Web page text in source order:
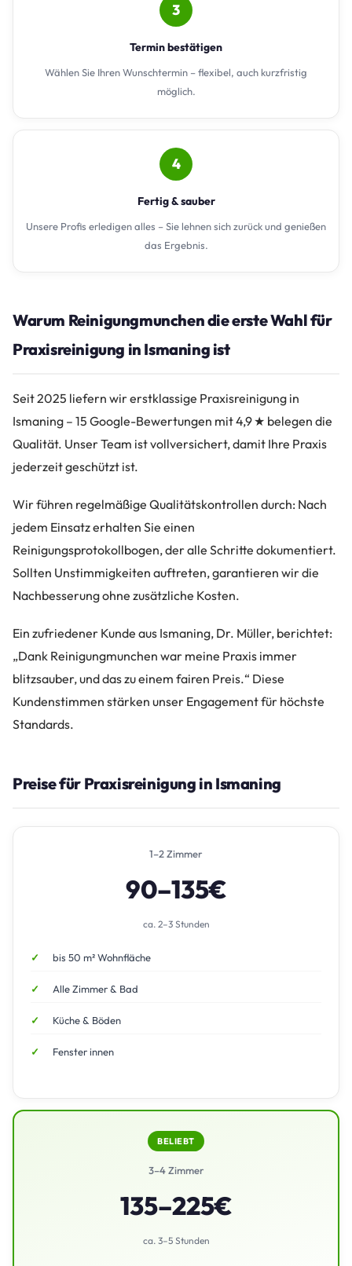
3
Termin bestätigen
Wählen Sie Ihren Wunschtermin – flexibel, auch kurzfristig
möglich.
4
Fertig & sauber
Unsere Profis erledigen alles – Sie lehnen sich zurück und genießen
das Ergebnis.
Warum Reinigungmunchen die erste Wahl für
Praxisreinigung in Ismaning ist
Seit 2025 liefern wir erstklassige Praxisreinigung in
Ismaning – 15 Google-Bewertungen mit 4,9 ★ belegen die
Qualität. Unser Team ist vollversichert, damit Ihre Praxis
jederzeit geschützt ist.
Wir führen regelmäßige Qualitätskontrollen durch: Nach
jedem Einsatz erhalten Sie einen
Reinigungsprotokollbogen, der alle Schritte dokumentiert.
Sollten Unstimmigkeiten auftreten, garantieren wir die
Nachbesserung ohne zusätzliche Kosten.
Ein zufriedener Kunde aus Ismaning, Dr. Müller, berichtet:
„Dank Reinigungmunchen war meine Praxis immer
blitzsauber, und das zu einem fairen Preis.“ Diese
Kundenstimmen stärken unser Engagement für höchste
Standards.
Preise für Praxisreinigung in Ismaning
1–2 Zimmer
90–135€
ca. 2–3 Stunden
bis 50 m² Wohnfläche
Alle Zimmer & Bad
Küche & Böden
Fenster innen
BELIEBT
3–4 Zimmer
135–225€
ca. 3–5 Stunden